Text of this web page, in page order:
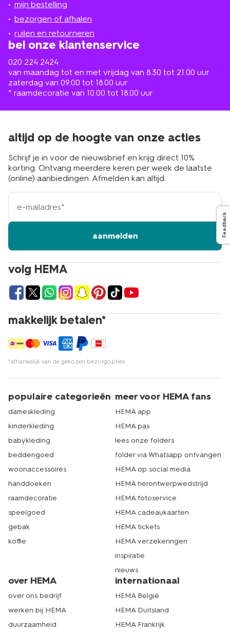
mijn bestelling
bezorgen of afhalen
ruilen en retourneren
bel onze klantenservice
020 224 2424
van maandag tot en met vrijdag van 8.30 tot 21.00 uur
zaterdag van 09.00 tot 18.00 uur
* raamdecoratie van 10.00 tot 18.00 uur
in
de
buurt
volg HEMA
makkelijk betalen*
*afhankelijk van de gekozen bezorgopties
altijd op de hoogte van onze acties
Schrijf je in voor de nieuwsbrief en krijg direct 10%
korting. Ontvang meerdere keren per week de laatste
(online) aanbiedingen. Afmelden kan altijd.
e-
mailadres
aanmelden
populaire categorieën
dameskleding
kinderkleding
babykleding
beddengoed
woonaccessoires
handdoeken
raamdecoratie
speelgoed
gebak
koffie
meer voor HEMA fans
HEMA app
HEMA pas
lees onze folders
folder via Whatsapp ontvangen
HEMA op social media
HEMA herontwerpwedstrijd
HEMA fotoservice
HEMA cadeaukaarten
HEMA tickets
HEMA verzekeringen
inspiratie
nieuws
over HEMA
over ons bedrijf
werken bij HEMA
duurzaamheid
internationaal
HEMA België
HEMA Duitsland
HEMA Frankrijk
Feedback